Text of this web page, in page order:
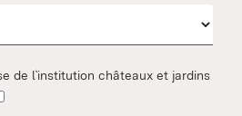
de l`institution châteaux et jardins